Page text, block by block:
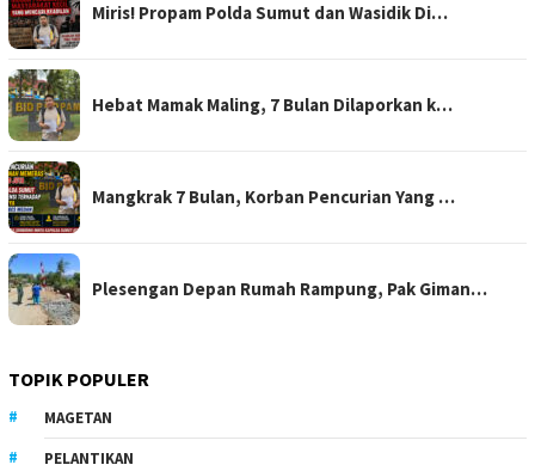
Miris! Propam Polda Sumut dan Wasidik Di…
Hebat Mamak Maling, 7 Bulan Dilaporkan k…
Mangkrak 7 Bulan, Korban Pencurian Yang …
Plesengan Depan Rumah Rampung, Pak Giman…
TOPIK POPULER
MAGETAN
PELANTIKAN